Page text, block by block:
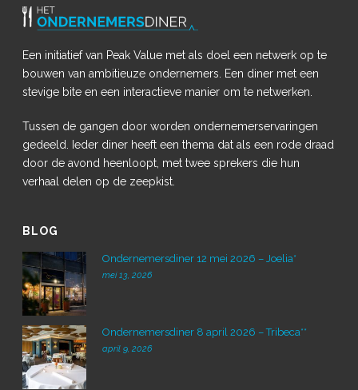
Een initiatief van Peak Value met als doel een netwerk op te
bouwen van ambitieuze ondernemers. Een diner met een
stevige bite en een interactieve manier om te netwerken.
Tussen de gangen door worden ondernemerservaringen
gedeeld. Ieder diner heeft een thema dat als een rode draad
door de avond heenloopt, met twee sprekers die hun
verhaal delen op de zeepkist.
BLOG
Ondernemersdiner 12 mei 2026 – Joelia*
mei 13, 2026
Ondernemersdiner 8 april 2026 – Tribeca**
april 9, 2026